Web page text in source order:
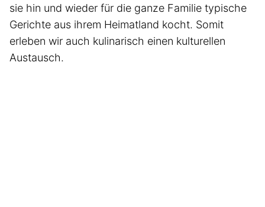
sie hin und wieder für die ganze Familie typische
Gerichte aus ihrem Heimatland kocht. Somit
erleben wir auch kulinarisch einen kulturellen
Austausch.